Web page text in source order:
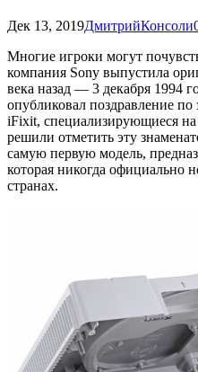
Дек 13, 2019ДмитрийКонсоли
Многие игроки могут
компания Sony выпустила
века назад — 3 декабря 1994
опубликовал поздравление
iFixit, специализирующиеся на
решили отметить эту
самую первую модель,
которая никогда официально
странах.